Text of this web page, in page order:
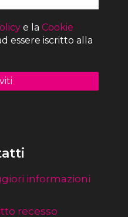
e la Cookie
essere iscritto alla
informazioni
recesso